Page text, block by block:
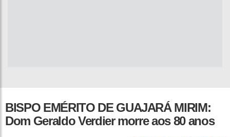
BISPO EMÉRITO DE GUAJARÁ MIRIM:
Dom Geraldo Verdier morre aos 80 anos